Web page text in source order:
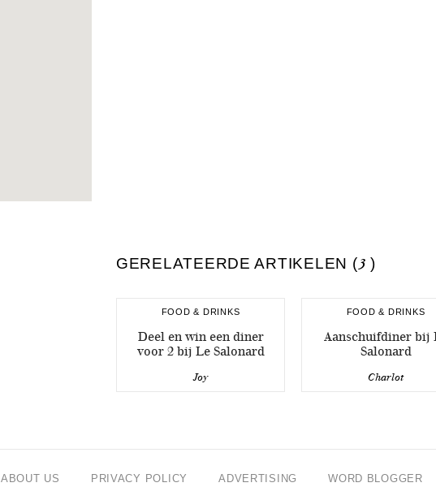
GERELATEERDE ARTIKELEN (3 )
FOOD & DRINKS
Deel en win een diner
voor 2 bij Le Salonard
Joy
FOOD & DRINKS
Aanschuifdiner bij
Salonard
Charlot
ABOUT US PRIVACY POLICY ADVERTISING WORD BLOGGER